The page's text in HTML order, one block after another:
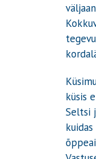
küsis
Seltsi